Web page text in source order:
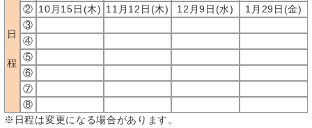
日
程
② 10月15日(木) 11月12日(木) 12月9日(水)
1月29日(金)
③
④
⑤
⑥
⑦
⑧
※日程は変更になる場合があります。